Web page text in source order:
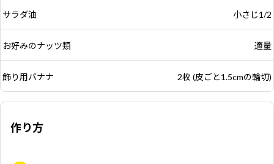
サラダ油 小さじ1/2
お好みのナッツ類 適量
飾り用バナナ 2枚 (皮ごと1.5cmの輪切)
作り方